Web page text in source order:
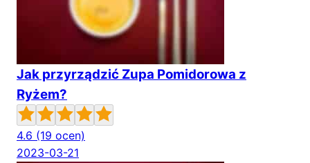
Jak przyrządzić Zupa Pomidorowa z
Ryżem?
4.6 (19 ocen)
2023-03-21